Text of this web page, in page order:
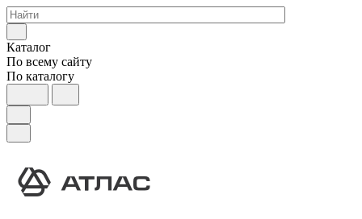
Каталог
По всему сайту
По каталогу